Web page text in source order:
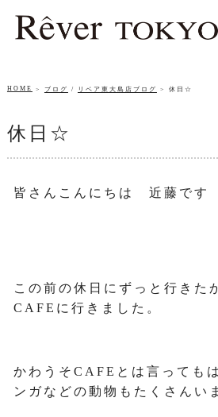
HOME ブログ / リベア東大島店ブログ 休日☆
休日☆
皆さんこんにちは 近藤です
この前の休日にずっと行きた
CAFEに行きました。
かわうそCAFEとは言っても
ンガなどの動物もたくさんい